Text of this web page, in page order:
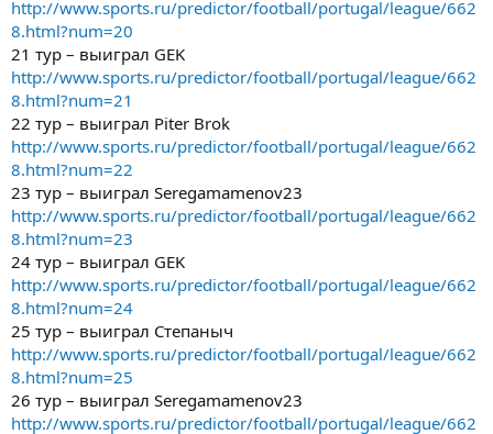
http://www.sports.ru/predictor/football/portugal/league/662
8.html?num=20
21 тур – выиграл GEK
http://www.sports.ru/predictor/football/portugal/league/662
8.html?num=21
22 тур – выиграл Piter Brok
http://www.sports.ru/predictor/football/portugal/league/662
8.html?num=22
23 тур – выиграл Seregamamenov23
http://www.sports.ru/predictor/football/portugal/league/662
8.html?num=23
24 тур – выиграл GEK
http://www.sports.ru/predictor/football/portugal/league/662
8.html?num=24
25 тур – выиграл Степаныч
http://www.sports.ru/predictor/football/portugal/league/662
8.html?num=25
26 тур – выиграл Seregamamenov23
http://www.sports.ru/predictor/football/portugal/league/662